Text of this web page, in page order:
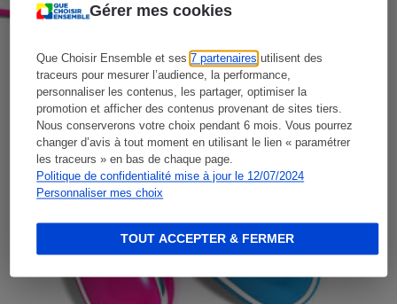
Gérer mes cookies
Que Choisir Ensemble et ses7 partenaires utilisent des
traceurs pour mesurer l’audience, la performance,
personnaliser les contenus, les partager, optimiser la
promotion et afficher des contenus provenant de sites tiers.
Nous conserverons votre choix pendant 6 mois. Vous pourrez
changer d’avis à tout moment en utilisant le lien « paramétrer
les traceurs » en bas de chaque page.
Politique de confidentialité mise à jour le 12/07/2024
Personnaliser mes choix
TOUT ACCEPTER & FERMER